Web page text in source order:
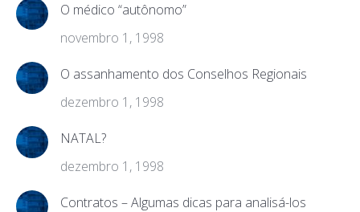
O médico “autônomo”
novembro 1, 1998
O assanhamento dos Conselhos Regionais
dezembro 1, 1998
NATAL?
dezembro 1, 1998
Contratos – Algumas dicas para analisá-los